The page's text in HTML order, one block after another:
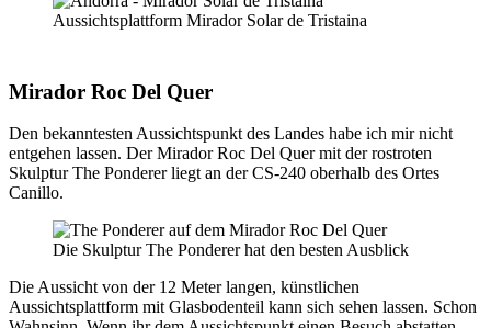
Aussichtsplattform Mirador Solar de Tristaina
Mirador Roc Del Quer
Den bekanntesten Aussichtspunkt des Landes habe ich mir nicht
entgehen lassen. Der Mirador Roc Del Quer mit der rostroten
Skulptur The Ponderer liegt an der CS-240 oberhalb des Ortes
Canillo.
Die Skulptur The Ponderer hat den besten Ausblick
Die Aussicht von der 12 Meter langen, künstlichen
Aussichtsplattform mit Glasbodenteil kann sich sehen lassen. Schon